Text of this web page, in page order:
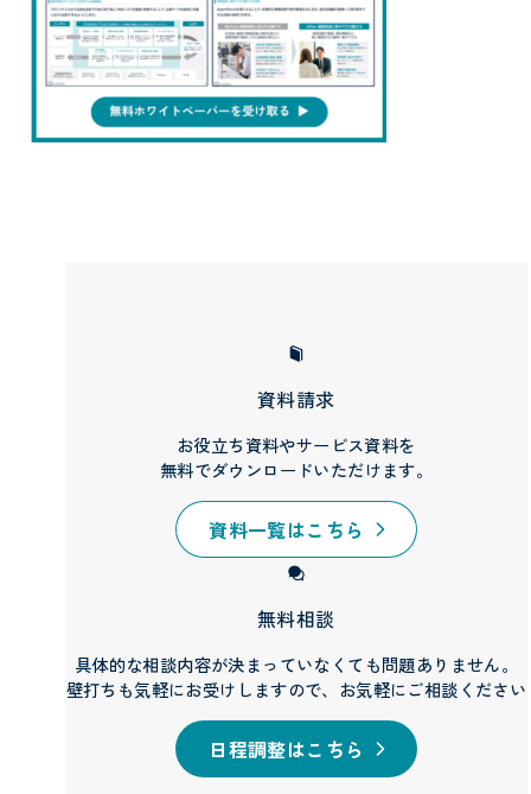
資料請求
お役立ち資料やサービス資料を
無料でダウンロードいただけます。
資料一覧はこちら
無料相談
具体的な相談内容が決まっていなくても問題ありません。
壁打ちも気軽にお受けしますので、お気軽にご相談ください
日程調整はこちら